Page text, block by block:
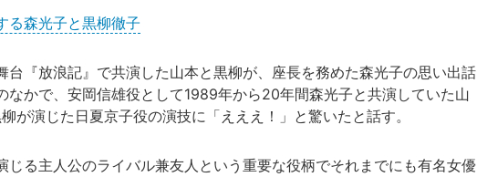
る森光子と黒柳徹子
『放浪記』で共演した山本と黒柳が、座長を務めた森光子の思い出話
なかで、安岡信雄役として1989年から20年間森光子と共演していた山
が演じた日夏京子役の演技に「えええ！」と驚いたと話す。
る主人公のライバル兼友人という重要な役柄でそれまでにも有名女優